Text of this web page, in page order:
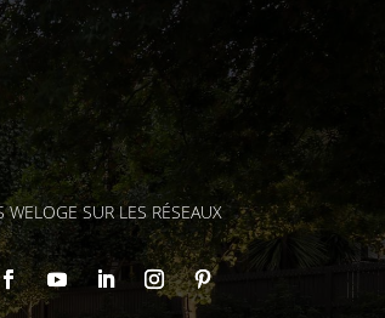
WELOGE SUR LES RÉSEAUX